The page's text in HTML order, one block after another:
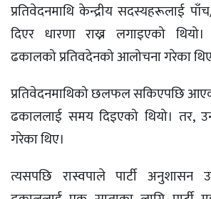
प्रतिवेदनमाथि केन्द्रीय सदस्यहरूलाई
दिएर धारणा राख्न लगाइएको
ढकालको प्रतिवदेनको आलोचना गरेका
प्रतिवेदनमाथिको छलफल सकिएपछि
ढकाललाई समय दिइएको थियो। तर,
गरेका थिए।
त्यसपछि रास्वपाले पार्टी